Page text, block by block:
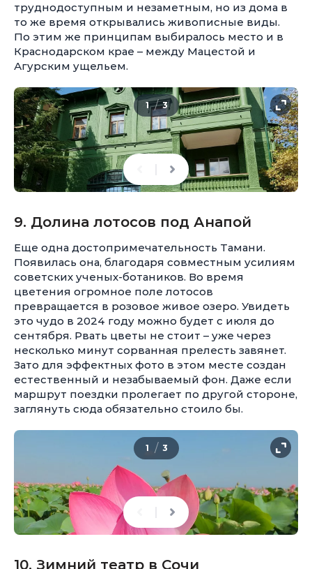
труднодоступным и незаметным, но из дома в
то же время открывались живописные виды.
По этим же принципам выбиралось место и в
Краснодарском крае – между Мацестой и
Агурским ущельем.
1 / 3
9. Долина лотосов под Анапой
Еще одна достопримечательность Тамани.
Появилась она, благодаря совместным усилиям
советских ученых-ботаников. Во время
цветения огромное поле лотосов
превращается в розовое живое озеро. Увидеть
это чудо в 2024 году можно будет с июля до
сентября. Рвать цветы не стоит – уже через
несколько минут сорванная прелесть завянет.
Зато для эффектных фото в этом месте создан
естественный и незабываемый фон. Даже если
маршрут поездки пролегает по другой стороне,
заглянуть сюда обязательно стоило бы.
1 / 3
10. Зимний театр в Сочи